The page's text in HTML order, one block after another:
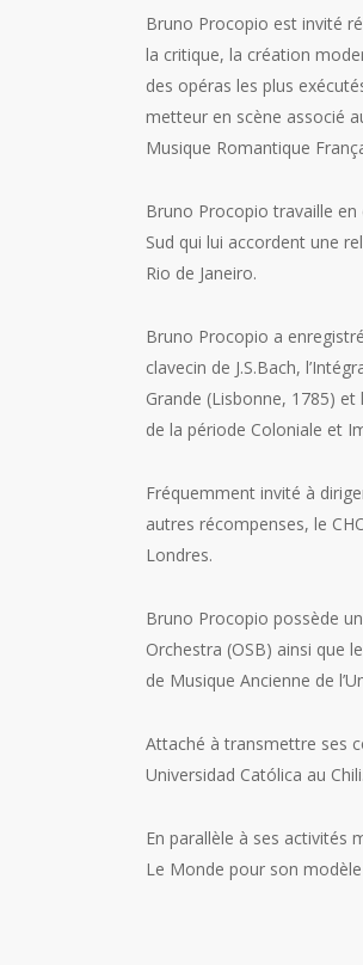
Bruno Procopio est invité
la critique, la création
des opéras les plus
metteur en scène associé
Musique Romantique
Bruno Procopio travaille
Sud qui lui accordent une
Rio de Janeiro.
Bruno Procopio a
clavecin de J.S.Bach,
Grande (Lisbonne, 1785)
de la période Coloniale et
Fréquemment invité à
autres récompenses, le
Londres.
Bruno Procopio possède
Orchestra (OSB) ainsi que
de Musique Ancienne de
Attaché à transmettre ses
Universidad Católica au
En parallèle à ses activités
Le Monde pour son